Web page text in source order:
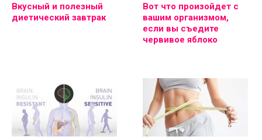
Вкусный и полезный
диетический завтрак
Вот что произойдет с
вашим организмом,
если вы съедите
червивое яблоко